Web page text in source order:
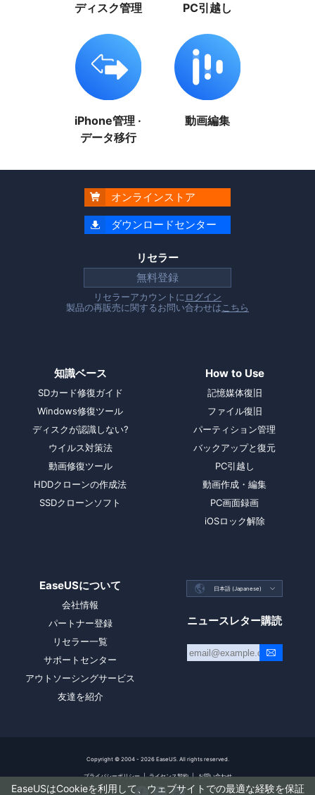
EaseUSはCookieを利用して、ウェブサイトでの最適な経験を保証
ディスク管理 PC引越し
iPhone管理 ·
データ移行
動画編集
 オンラインストア
 ダウンロードセンター
リセラー
無料登録
リセラーアカウントにログイン
製品の再販売に関するお問い合わせはこちら
知識ベース
SDカード修復ガイド
Windows修復ツール
ディスクが認識しない?
ウイルス対策法
動画修復ツール
HDDクローンの作成法
SSDクローンソフト
How to Use
記憶媒体復旧
ファイル復旧
パーティション管理
バックアップと復元
PC引越し
動画作成・編集
PC画面録画
iOSロック解除
EaseUSについて
会社情報
パートナー登録
リセラー一覧
サポートセンター
アウトソーシングサービス
友達を紹介
 日本語 (Japanese) 
ニュースレター購読
Copyright © 2004 - 2026EaseUS. All rights reserved.
プライバシーポリシー | ライセンス契約 | お問い合わせ
  